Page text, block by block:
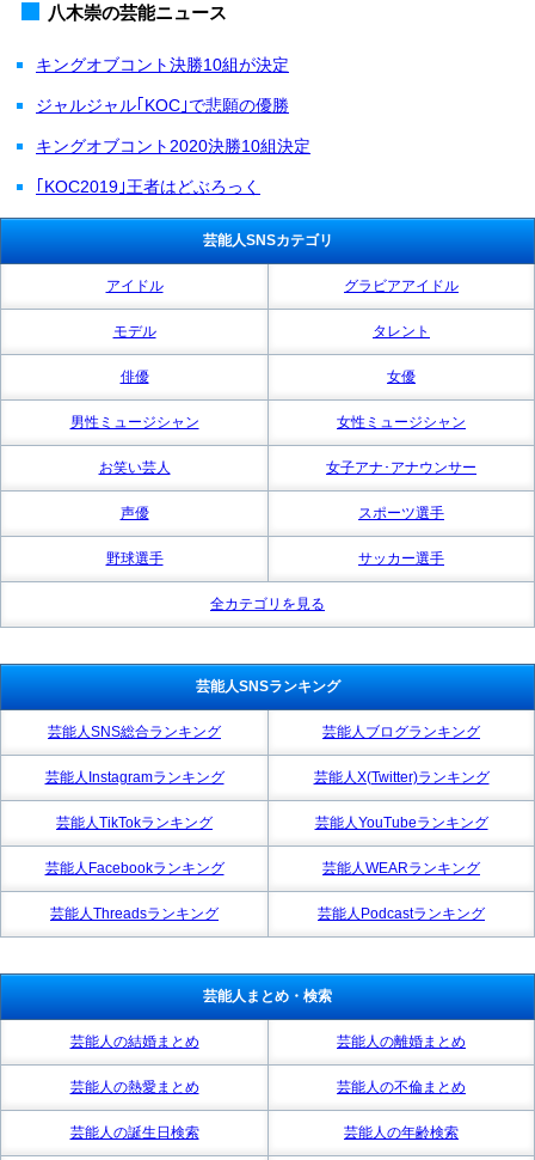
八木崇の芸能ニュース
キングオブコント決勝10組が決定
ジャルジャル｢KOC｣で悲願の優勝
キングオブコント2020決勝10組決定
｢KOC2019｣王者はどぶろっく
芸能人SNSカテゴリ
アイドル グラビアアイドル
モデル タレント
俳優 女優
男性ミュージシャン 女性ミュージシャン
お笑い芸人 女子アナ･アナウンサー
声優 スポーツ選手
野球選手 サッカー選手
全カテゴリを見る
芸能人SNSランキング
芸能人SNS総合ランキング 芸能人ブログランキング
芸能人Instagramランキング 芸能人X(Twitter)ランキング
芸能人TikTokランキング 芸能人YouTubeランキング
芸能人Facebookランキング 芸能人WEARランキング
芸能人Threadsランキング 芸能人Podcastランキング
芸能人まとめ・検索
芸能人の結婚まとめ 芸能人の離婚まとめ
芸能人の熱愛まとめ 芸能人の不倫まとめ
芸能人の誕生日検索 芸能人の年齢検索